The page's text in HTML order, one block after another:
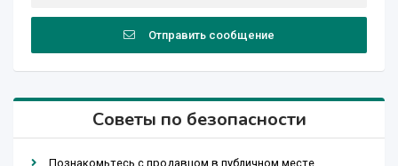
Отправить сообщение
Советы по безопасности
Познакомьтесь с продавцом в публичном месте